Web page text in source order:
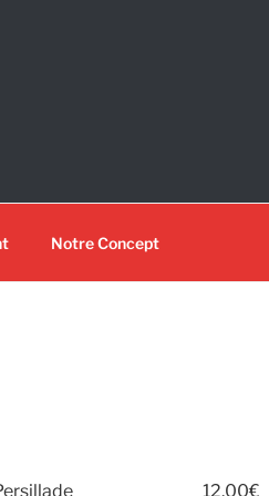
Notre Concept
12.00€